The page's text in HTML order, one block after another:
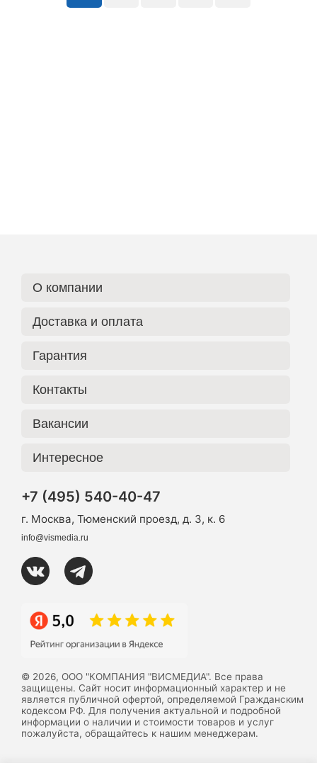
О компании
Доставка и оплата
Гарантия
Контакты
Вакансии
Интересное
+7 (495) 540-40-47
г. Москва, Тюменский проезд, д. 3, к. 6
info@vismedia.ru
© 2026, ООО "КОМПАНИЯ "ВИСМЕДИА". Все права
защищены. Сайт носит информационный характер и не
является публичной офертой, определяемой Гражданским
кодексом РФ. Для получения актуальной и подробной
информации о наличии и стоимости товаров и услуг
пожалуйста, обращайтесь к нашим менеджерам.